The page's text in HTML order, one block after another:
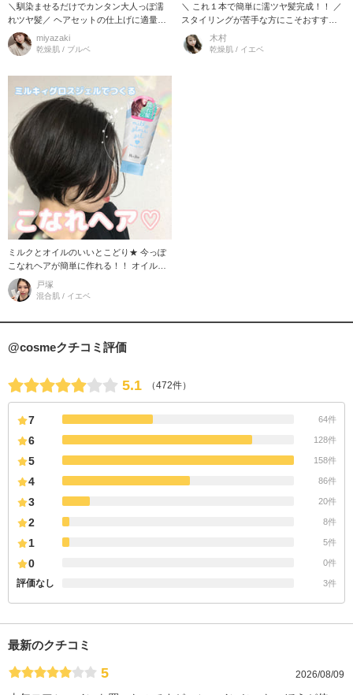
＼馴染ませるだけでカンタン大人っぽ濡
れツヤ髪／ ヘアセットの仕上げに適量馴
染ませるだけ！あっという間にカンタン
こなれ濡れツヤ髪に！ 髪全
miyazaki
乾燥肌 / ブルベ
＼ これ１本で簡単に濡ツヤ髪完成！！ ／
スタイリングが苦手な方にこそおすすめ
したいアイテムです！ 『ミーアンドハー
ミルキィグロスジェル』
木村
乾燥肌 / イエベ
ミルクとオイルのいいとこどり★ 今っぽ
こなれヘアが簡単に作れる！！ オイルは
分量間違えるとベタベタになるし、 ミル
クはツヤ感足りないし… そんな
戸塚
混合肌 / イエベ
@cosmeクチコミ評価
5.1 （472件）
7 64件
6 128件
5 158件
4 86件
3 20件
2 8件
1 5件
0 0件
評価なし 3件
最新のクチコミ
5 2026/08/09